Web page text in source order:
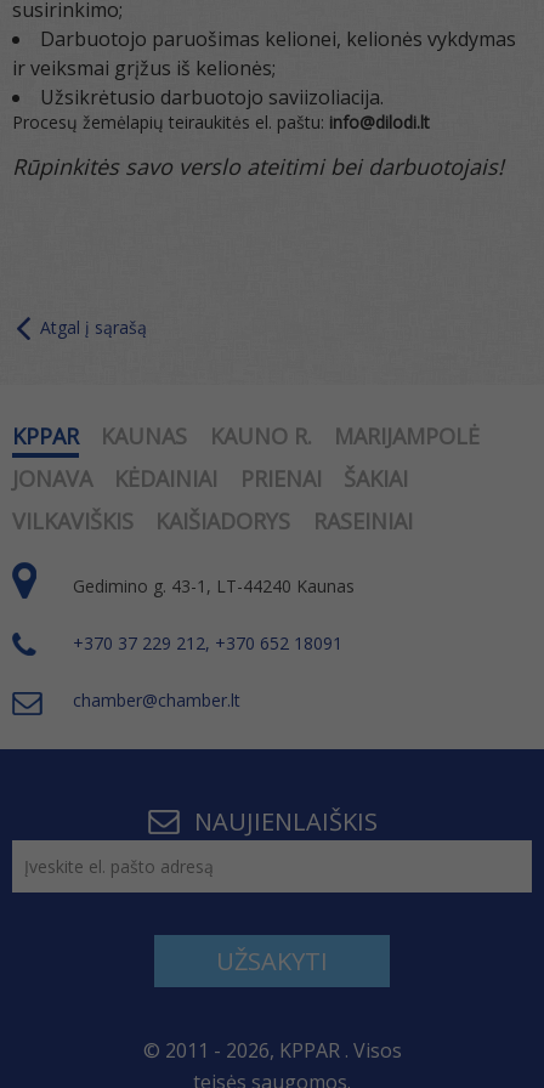
susirinkimo;
Darbuotojo paruošimas kelionei, kelionės vykdymas
ir veiksmai grįžus iš kelionės;
Užsikrėtusio darbuotojo saviizoliacija.
Procesų žemėlapių teiraukitės el. paštu: info@dilodi.lt
Rūpinkitės savo verslo ateitimi bei darbuotojais!
Atgal į sąrašą
KPPAR KAUNAS KAUNO R.
MARIJAMPOLĖ
JONAVA
KĖDAINIAI PRIENAI
ŠAKIAI
VILKAVIŠKIS
KAIŠIADORYS RASEINIAI
Gedimino g. 43-1, LT-44240 Kaunas
+370 37 229 212, +370 652 18091
chamber@chamber.lt
NAUJIENLAIŠKIS
UŽSAKYTI
© 2011 - 2026, KPPAR . Visos
teisės saugomos.